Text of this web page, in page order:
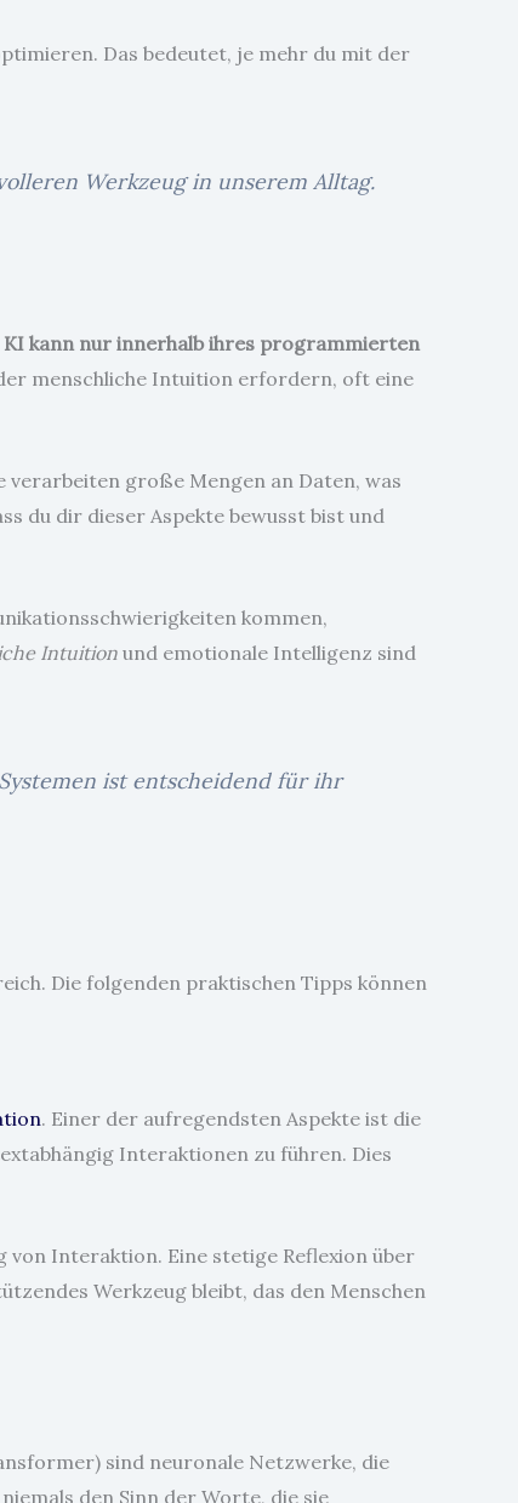
Das bedeutet, je mehr du mit der
Werkzeug in unserem Alltag.
KI kann nur innerhalb ihres programmierten
menschliche Intuition erfordern, oft eine
verarbeiten große Mengen an Daten, was
du dir dieser Aspekte bewusst bist und
kommen,
Intuition und emotionale Intelligenz sind
ist entscheidend für ihr
Die folgenden praktischen Tipps können
. Einer der aufregendsten Aspekte ist die
Interaktionen zu führen. Dies
Interaktion. Eine stetige Reflexion über
Werkzeug bleibt, das den Menschen
sind neuronale Netzwerke, die
den Sinn der Worte, die sie